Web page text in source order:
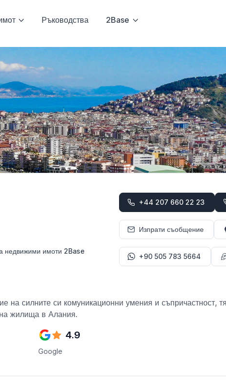
Ръководства 2Base
недвижими имоти 2Base
+44 207 660 22 23
Изпрати съобщение
+90 505 783 5664
силните си комуникационни умения и съпричастност,
на жилища в Алания.
4.9
Google